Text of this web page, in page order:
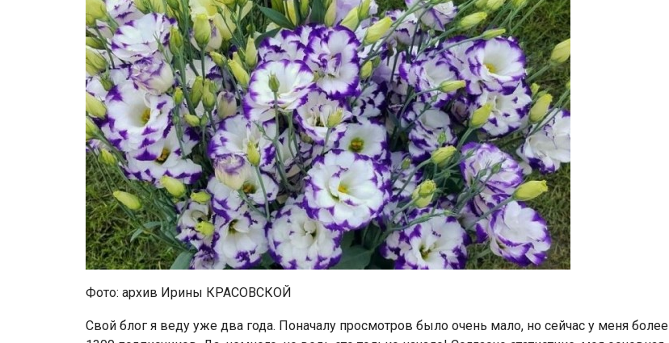
Фото: архив Ирины КРАСОВСКОЙ
Свой блог я веду уже два года. Поначалу просмотров было очень мало, но сейчас у меня более